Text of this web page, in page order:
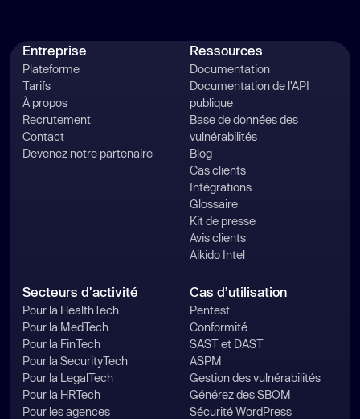
Entreprise
Plateforme
Tarifs
À propos
Recrutement
Contact
Devenez notre partenaire
Ressources
Documentation
Documentation de l'API
publique
Base de données des
vulnérabilités
Blog
Cas clients
Intégrations
Glossaire
Kit de presse
Avis clients
Aikido Intel
Secteurs d'activité
Pour la HealthTech
Pour la MedTech
Pour la FinTech
Pour la SecurityTech
Pour la LegalTech
Pour la HRTech
Pour les agences
Cas d’utilisation
Pentest
Conformité
SAST et DAST
ASPM
Gestion des vulnérabilités
Générez des SBOM
Sécurité WordPress